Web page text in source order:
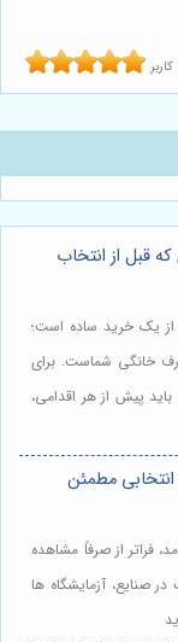
کاربر
قبل از انتخاب
از یک خرید ساده است؛
خانگی شماست. برای
باید پیش از هر اقدامی،
انتخابی مطمئن
فراتر از صرفاً مشاهده
صنایع، آزمایشگاه ها